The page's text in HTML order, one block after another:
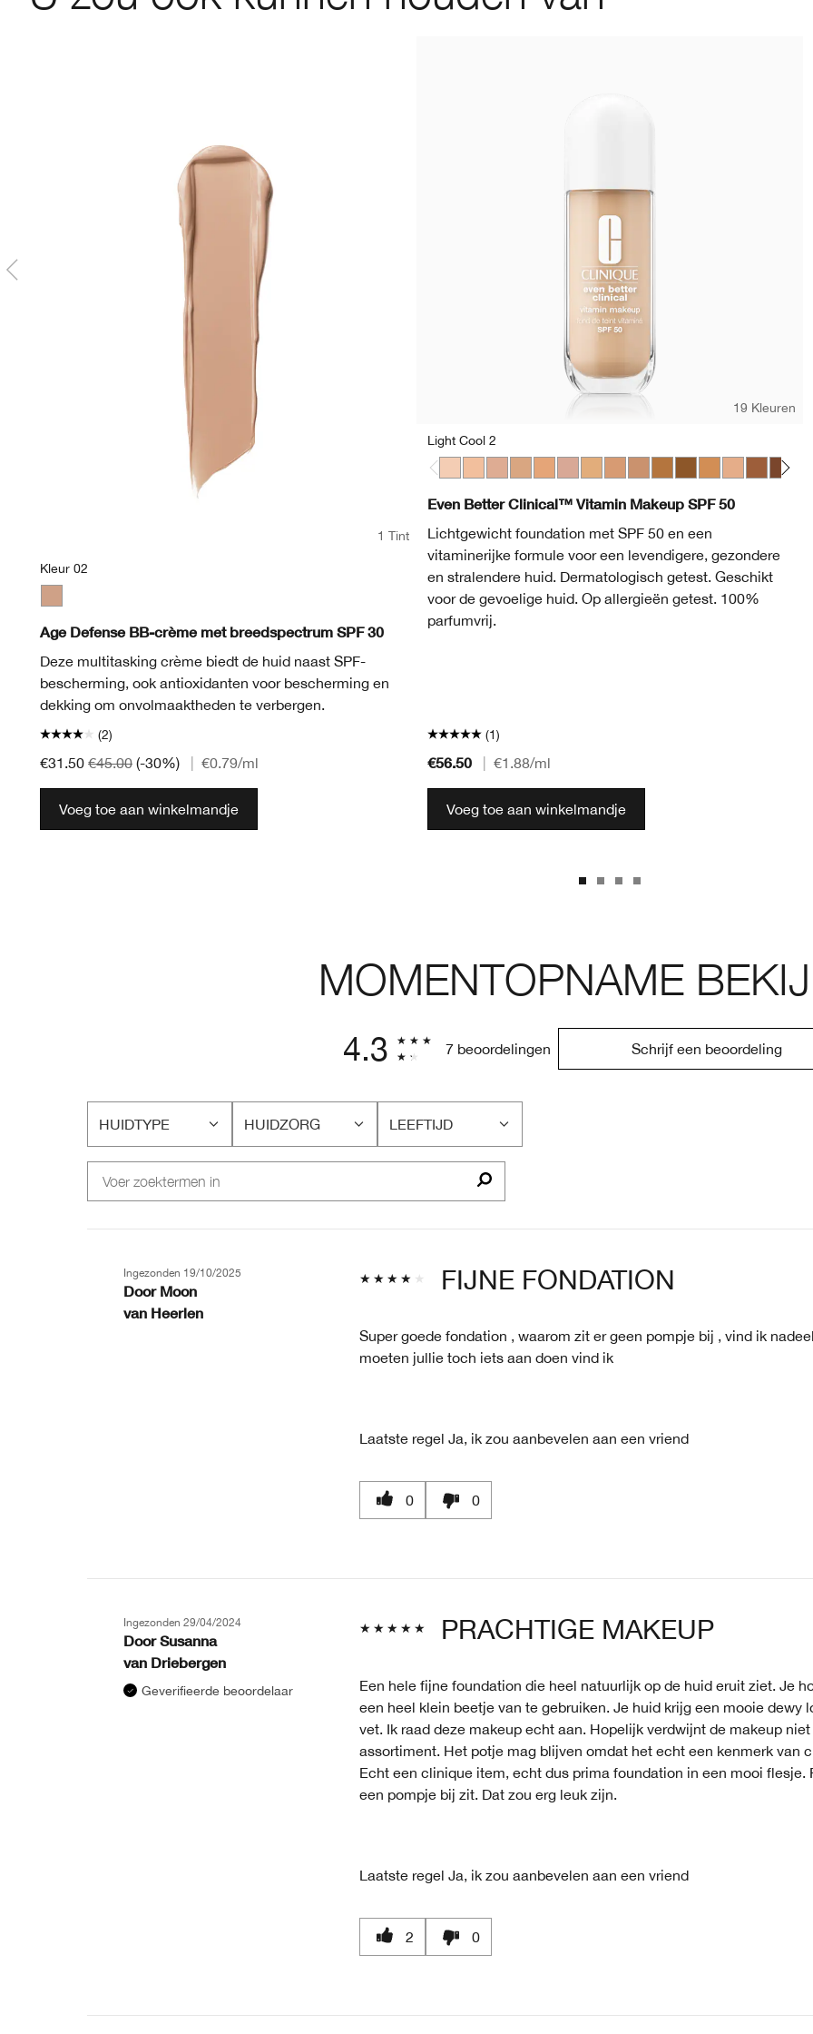
1 Tint
Kleur 02
Age Defense BB-crème met breedspectrum SPF 30
Deze multitasking crème biedt de huid naast SPF-
bescherming, ook antioxidanten voor bescherming en
dekking om onvolmaaktheden te verbergen.
(2)
€31.50 €45.00 (-30%) €0.79/ml
Voeg toe aan winkelmandje
19 Kleuren
Light Cool 2
Even Better Clinical™ Vitamin Makeup SPF 50
Lichtgewicht foundation met SPF 50 en een
vitaminerijke formule voor een levendigere, gezondere
en stralendere huid. Dermatologisch getest. Geschikt
voor de gevoelige huid. Op allergieën getest. 100%
parfumvrij.
(1)
€56.50 €1.88/ml
Voeg toe aan winkelmandje
MOMENTOPNAME
4.3 7 beoordelingen Schrijf een beoordeling
HUIDTYPE
FILTER
HUIDTYPE
HUIDZORG
FILTER
LEEFTIJD
FILTER
FIJNE FONDATION
Ingezonden 19/10/2025
Door Moon
van Heerlen
Super goede fondation , waarom zit er geen pompje bij , vind ik
moeten jullie toch iets aan doen vind ik
Laatste regel Ja, ik zou aanbevelen aan een vriend
0 0
PRACHTIGE MAKEUP
Ingezonden 29/04/2024
Door Susanna
van Driebergen
Geverifieerde beoordelaar
Een hele fijne foundation die heel natuurlijk op de huid eruit ziet. Je
een heel klein beetje van te gebruiken. Je huid krijg een mooie dewy
vet. Ik raad deze makeup echt aan. Hopelijk verdwijnt de makeup
assortiment. Het potje mag blijven omdat het echt een kenmerk van
Echt een clinique item, echt dus prima foundation in een mooi flesje.
een pompje bij zit. Dat zou erg leuk zijn.
Laatste regel Ja, ik zou aanbevelen aan een vriend
2 0